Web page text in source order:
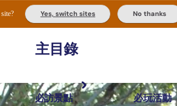
site? Yes, switch sites No thanks
主目錄
必訪景點 必玩活動